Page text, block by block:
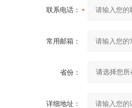
联系电话：
常用邮箱：
省份：
详细地址：